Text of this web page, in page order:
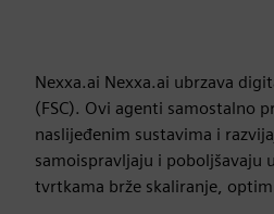
Nexxa.ai Nexxa.ai ubrzava
(FSC). Ovi agenti samostalno
naslijeđenim sustavima i
samoispravljaju i poboljšavaju
tvrtkama brže skaliranje,